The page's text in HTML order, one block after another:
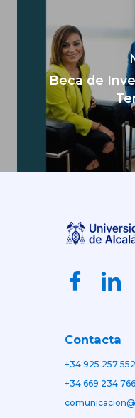
Beca de
Contacta
+34 925 257
+34 669 234